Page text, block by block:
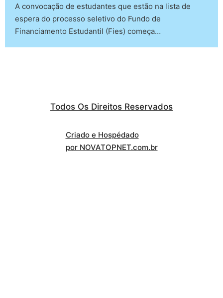
A convocação de estudantes que estão na lista de
espera do processo seletivo do Fundo de
Financiamento Estudantil (Fies) começa…
Todos Os Direitos Reservados
Criado e Hospédado
por NOVATOPNET.com.br